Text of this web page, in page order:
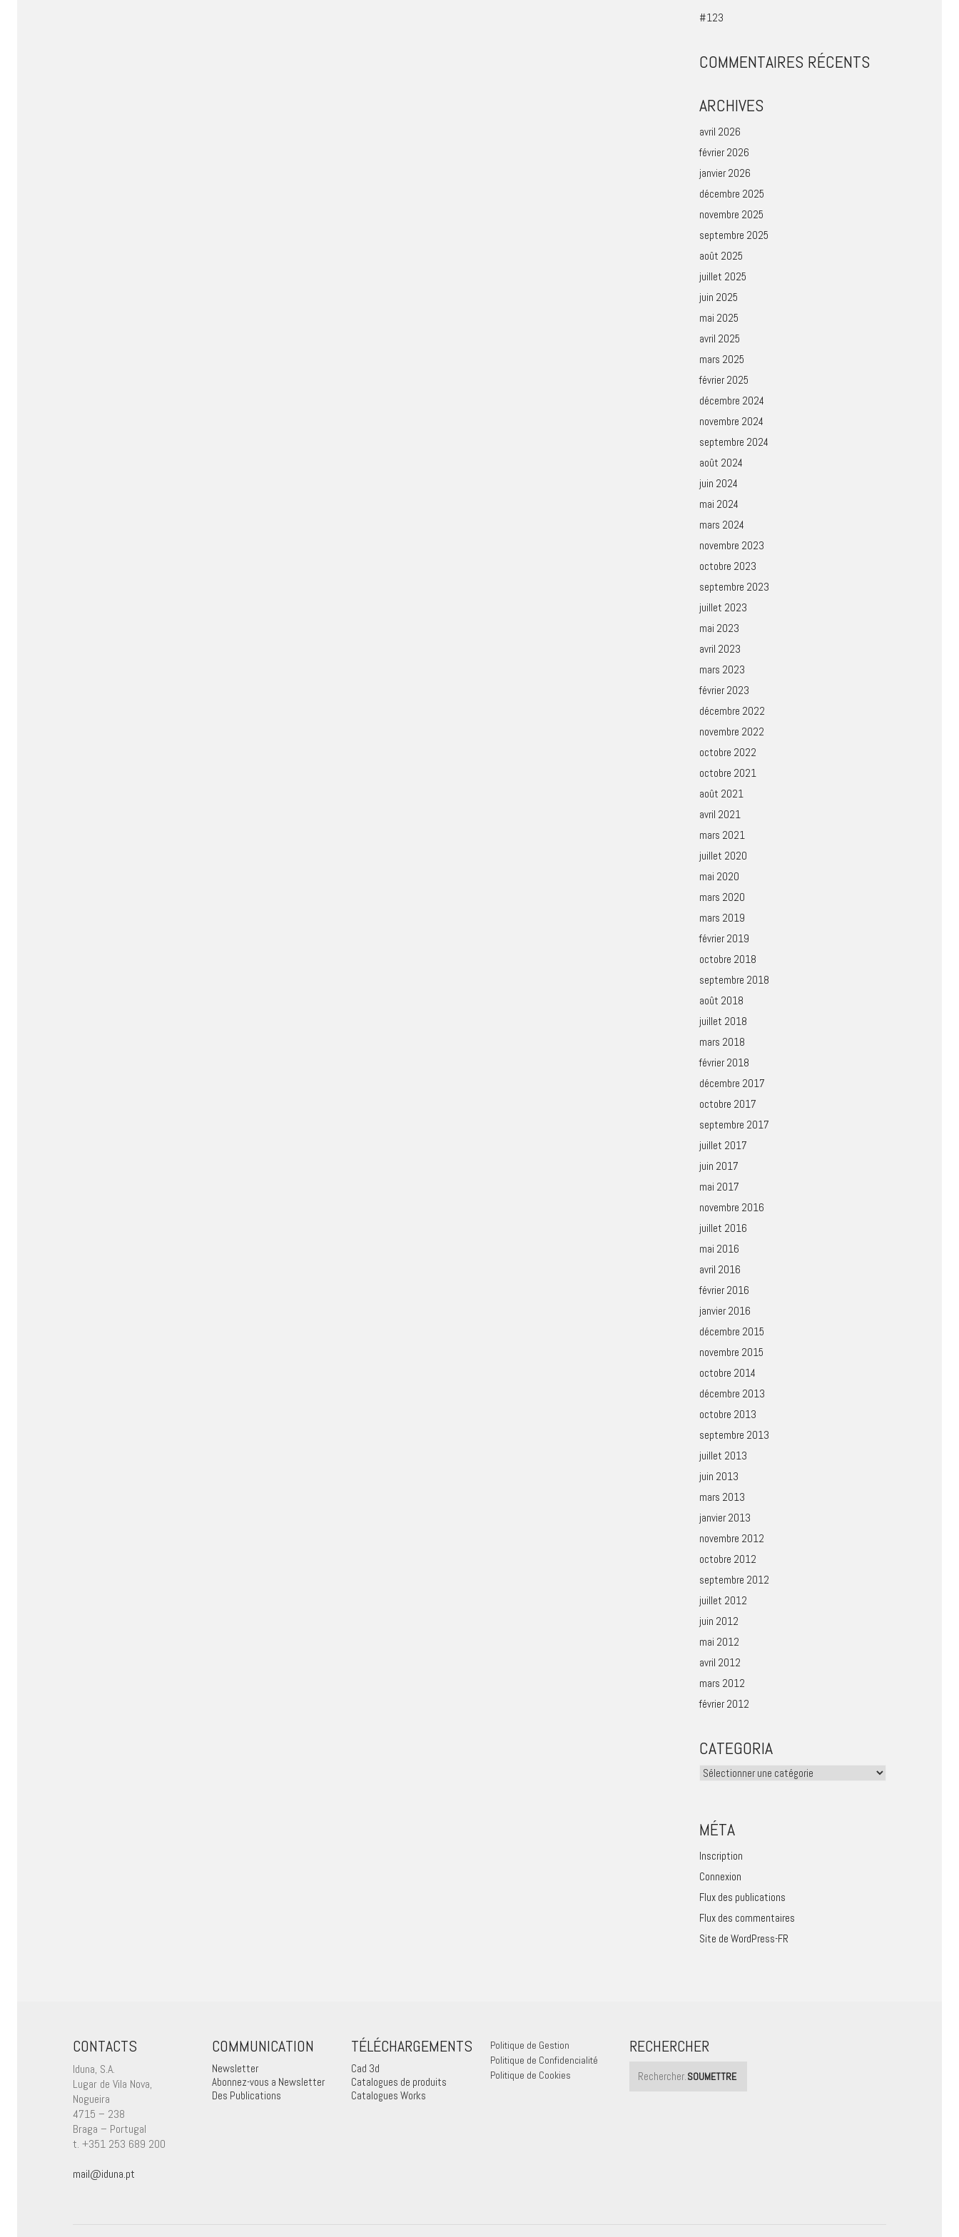
#123
COMMENTAIRES RÉCENTS
ARCHIVES
avril 2026
février 2026
janvier 2026
décembre 2025
novembre 2025
septembre 2025
août 2025
juillet 2025
juin 2025
mai 2025
avril 2025
mars 2025
février 2025
décembre 2024
novembre 2024
septembre 2024
août 2024
juin 2024
mai 2024
mars 2024
novembre 2023
octobre 2023
septembre 2023
juillet 2023
mai 2023
avril 2023
mars 2023
février 2023
décembre 2022
novembre 2022
octobre 2022
octobre 2021
août 2021
avril 2021
mars 2021
juillet 2020
mai 2020
mars 2020
mars 2019
février 2019
octobre 2018
septembre 2018
août 2018
juillet 2018
mars 2018
février 2018
décembre 2017
octobre 2017
septembre 2017
juillet 2017
juin 2017
mai 2017
novembre 2016
juillet 2016
mai 2016
avril 2016
février 2016
janvier 2016
décembre 2015
novembre 2015
octobre 2014
décembre 2013
octobre 2013
septembre 2013
juillet 2013
juin 2013
mars 2013
janvier 2013
novembre 2012
octobre 2012
septembre 2012
juillet 2012
juin 2012
mai 2012
avril 2012
mars 2012
février 2012
CATEGORIA
Categoria
MÉTA
Inscription
Connexion
Flux des publications
Flux des commentaires
Site de WordPress-FR
CONTACTS
Iduna, S.A.
Lugar de Vila Nova,
Nogueira
4715 – 238
Braga – Portugal
t. +351 253 689 200
mail@iduna.pt
COMMUNICATION
Newsletter
Abonnez-vous a Newsletter
Des Publications
TÉLÉCHARGEMENTS
Cad 3d
Catalogues de produits
Catalogues Works
Politique de Gestion
Politique de Confidencialité
Politique de Cookies
RECHERCHER